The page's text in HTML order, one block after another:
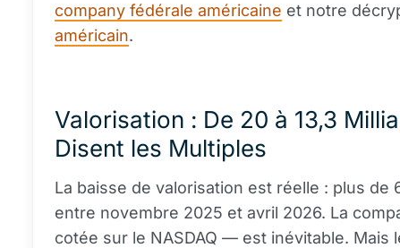
company fédérale américaine et notre
américain.
Valorisation : De 20 à 13,3
Disent les Multiples
La baisse de valorisation est réelle : plus de
entre novembre 2025 et avril 2026. La
cotée sur le NASDAQ — est inévitable. Mais